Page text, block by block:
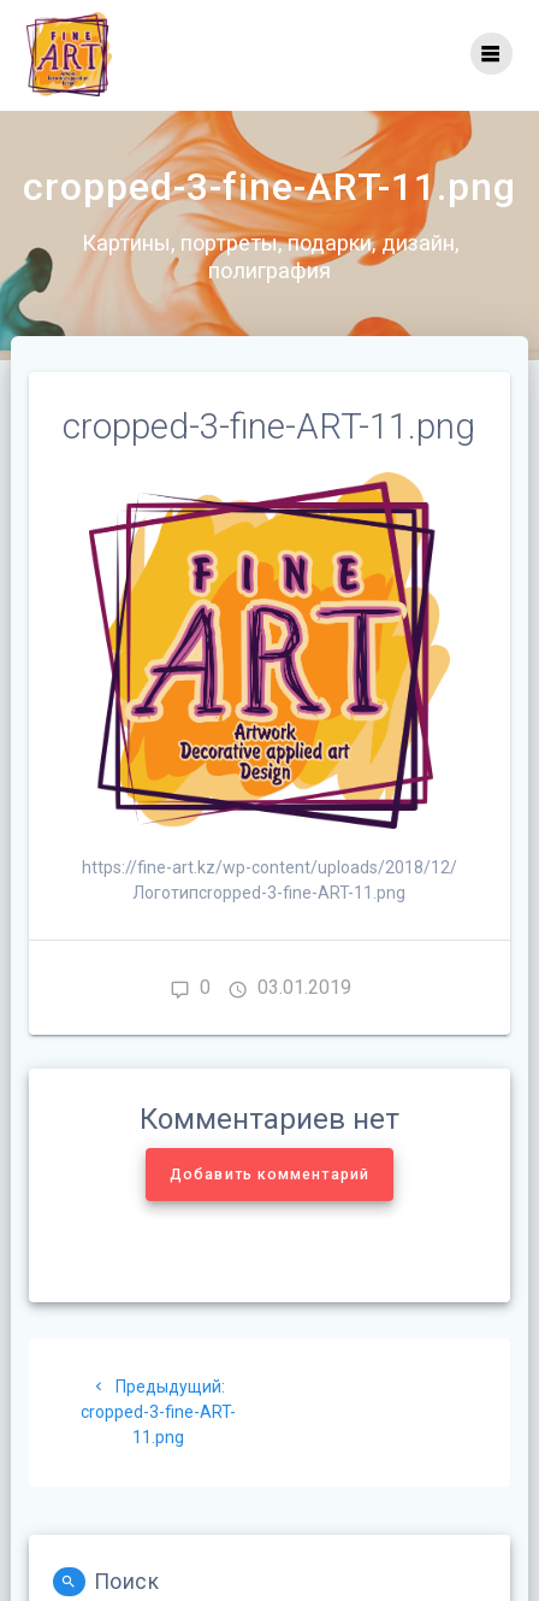
cropped-3-fine-ART-11.png
Картины, портреты, подарки, дизайн,
полиграфия
cropped-3-fine-ART-11.png
https://fine-art.kz/wp-content/uploads/2018/12/
Логотипcropped-3-fine-ART-11.png
0 03.01.2019
Комментариев нет
Добавить комментарий
записям
Предыдущий:
запись:
cropped-3-fine-ART-
11.png
Поиск